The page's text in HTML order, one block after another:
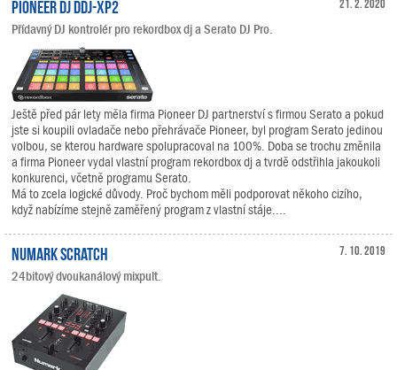
Pioneer DJ DDJ-XP2
Přídavný DJ kontrolér pro rekordbox dj a Serato DJ Pro.
Ještě před pár lety měla firma Pioneer DJ partnerství s firmou Serato a pokud
jste si koupili ovladače nebo přehrávače Pioneer, byl program Serato jedinou
volbou, se kterou hardware spolupracoval na 100%. Doba se trochu změnila
a firma Pioneer vydal vlastní program rekordbox dj a tvrdě odstřihla jakoukoli
konkurenci, včetně programu Serato.
Má to zcela logické důvody. Proč bychom měli podporovat někoho cizího,
když nabízíme stejně zaměřený program z vlastní stáje....
7. 10. 2019
Numark Scratch
24bitový dvoukanálový mixpult.